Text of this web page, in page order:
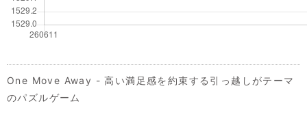
One Move Away - 高い満足感を約束する引っ越しがテーマ
のパズルゲーム